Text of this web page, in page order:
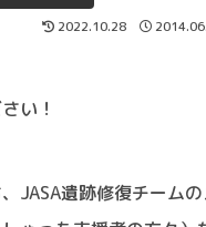
2022.10.28
い！
JASA遺跡修復チームの